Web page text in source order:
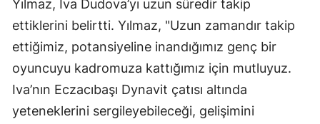
Yılmaz, Iva Dudova’yı uzun süredir takip
ettiklerini belirtti. Yılmaz, "Uzun zamandır takip
ettiğimiz, potansiyeline inandığımız genç bir
oyuncuyu kadromuza kattığımız için mutluyuz.
Iva’nın Eczacıbaşı Dynavit çatısı altında
yeteneklerini sergileyebileceği, gelişimini